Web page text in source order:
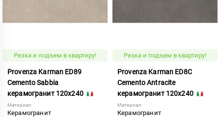
Резка и подъем в квартиру!
Provenza Karman ED89
Cemento Sabbia
керамогранит 120x240
Материал:
Керамогранит
Резка и подъем в квартиру!
Provenza Karman ED8C
Cemento Antracite
керамогранит 120x240
Материал:
Керамогранит